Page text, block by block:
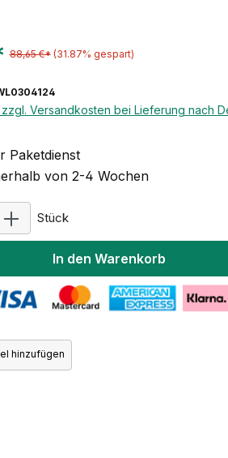
88,65 €* (31.87% gespart)
Versandkosten bei Lieferung nach
Paketdienst
von 2-4 Wochen
Stück
In den Warenkorb
hinzufügen